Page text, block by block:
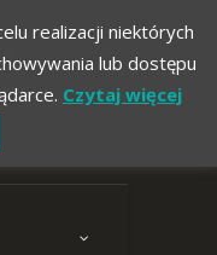
realizacji niektórych
lub dostępu
Czytaj więcej